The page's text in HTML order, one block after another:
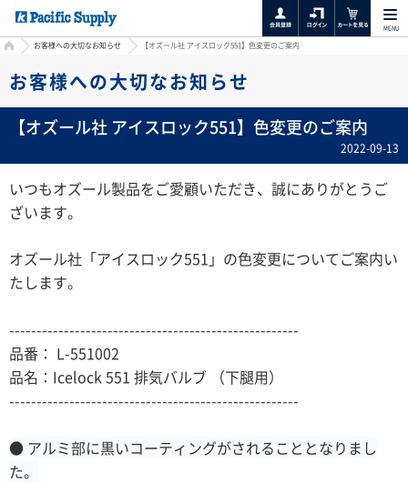
MENU
HOMEお客様への大切なお知らせ 【オズール社 アイスロック551】色変更のご案内
お客様への大切なお知らせ
【オズール社 アイスロック551】色変更のご案内
2022-09-13
いつもオズール製品をご愛顧いただき、誠にありがとうご
ざいます。
オズール社「アイスロック551」の色変更についてご案内い
たします。
-----------------------------------------------------
品番： L-551002
品名：Icelock 551 排気バルブ （下腿用）
-----------------------------------------------------
● アルミ部に黒いコーティングがされることとなりまし
た。